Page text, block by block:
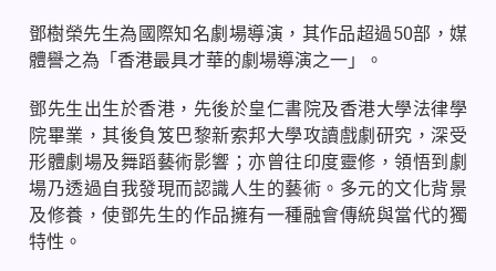
鄧樹榮先生為國際知名劇場導演，其作品超過50部，媒
體譽之為「香港最具才華的劇場導演之一」。
鄧先生出生於香港，先後於皇仁書院及香港大學法律學
院畢業，其後負笈巴黎新索邦大學攻讀戲劇研究，深受
形體劇場及舞蹈藝術影響；亦曾往印度靈修，領悟到劇
場乃透過自我發現而認識人生的藝術。多元的文化背景
及修養，使鄧先生的作品擁有一種融會傳統與當代的獨
特性。